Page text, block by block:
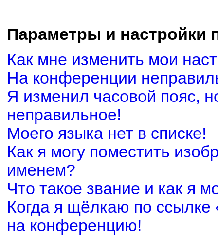
Параметры и настройки
Как мне изменить мои
На конференции
Я изменил часовой пояс,
неправильное!
Моего языка нет в списке!
Как я могу поместить
именем?
Что такое звание и как я
Когда я щёлкаю по ссылке
на конференцию!